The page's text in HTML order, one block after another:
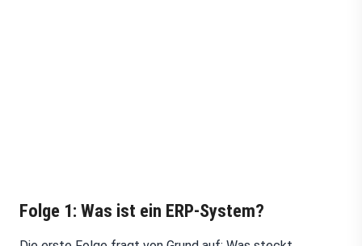
Folge 1: Was ist ein ERP-System?